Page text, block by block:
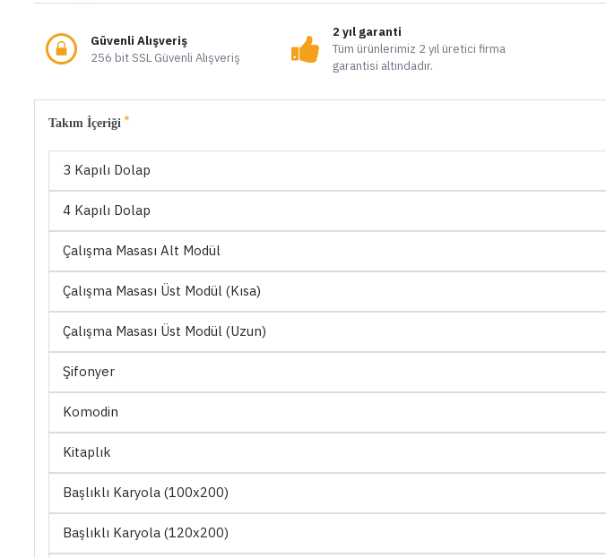
Güvenli Alışveriş
256 bit SSL Güvenli Alışveriş
2 yıl garanti
Tüm ürünlerimiz 2 yıl üretici firma
garantisi altındadır.
Takım İçeriği
3 Kapılı Dolap
4 Kapılı Dolap
Çalışma Masası Alt Modül
Çalışma Masası Üst Modül (Kısa)
Çalışma Masası Üst Modül (Uzun)
Şifonyer
Komodin
Kitaplık
Başlıklı Karyola (100x200)
Başlıklı Karyola (120x200)